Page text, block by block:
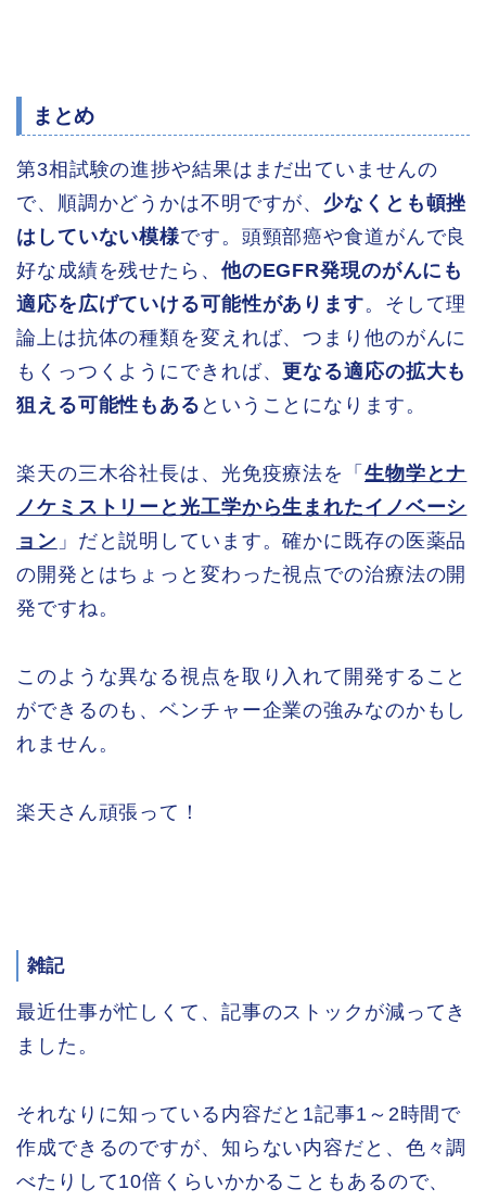
まとめ
第3相試験の進捗や結果はまだ出ていませんの
で、順調かどうかは不明ですが、 少なくとも頓挫
はしていない模様です。頭頸部癌や食道がんで良
好な成績を残せたら、 他のEGFR発現のがんにも
適応を広げていける可能性があります。そして理
論上は抗体の種類を変えれば、つまり他のがんに
もくっつくようにできれば、更なる適応の拡大も
狙える可能性もある ということになります。
楽天の三木谷社長は、光免疫療法を「 生物学とナ
ノケミストリーと光工学から生まれたイノベーシ
ョン 」だと説明しています。確かに既存の医薬品
の開発とはちょっと変わった視点での治療法の開
発ですね。
このような異なる視点を取り入れて開発すること
ができるのも、ベンチャー企業の強みなのかもし
れません。
楽天さん頑張って！
雑記
最近仕事が忙しくて、記事のストックが減ってき
ました。
それなりに知っている内容だと1記事1～2時間で
作成できるのですが、知らない内容だと、色々調
べたりして10倍くらいかかることもあるので、